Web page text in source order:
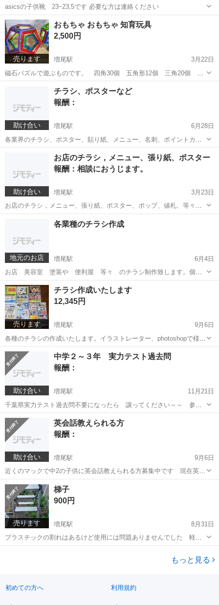
asicsの子供靴 23ｰ23,5です 必要な方は連絡ください
千葉 柏市 増尾駅 靴 asics
売ります
おもちゃ おもちゃ 知育玩具
2,500円
増尾駅
3月22日
磁石パズルで遊ぶものです。 四角30個 五角形12個 三角20個 お
まけの棒磁石10個 中古ですので新品をお探しの方はご遠慮くださ
い。 簡単に拭き掃除はしておきます。
おもちゃ 磁石
助け合い
チラシ、ポスターなど
報酬：
増尾駅
6月28日
各業界のチラシ、ポスター、貼り紙、メニュー、名刺、ポイントカー
ド、等々印刷関係のものを作成いたします～～ データ納品 印刷物
納品 対応しています。 全国対応ですので気軽に声かけてくださ
増尾駅 ポスター
助け合い
お店のチラシ，メニュー、張り紙、ポスター
報酬：相談におうじます。
増尾駅
3月23日
お店のチラシ，メニュー、張り紙、ポスター、ポップ、値札、等々印
刷関係はほとんど対応します、 個人でやってますので他より安く出
来ます。宜しくお願いいたします。
増尾駅 その他 ポスター
地元のお店
各業種のチラシ作成
増尾駅
6月4日
お店 美容室 塗装や 便利屋 等々 のチラシ制作致します。個人
でやっておりますので安く丁寧に作成出来ます。よろしくお願いいた
します。
千葉 柏市 増尾駅 その他 チラシ
売ります
チラシ作成いたします
12,345円
増尾駅
9月6日
各種のチラシの作成いたします。イラストレーター、photoshopで様々
な印刷物を作ります。現在実績が欲しいのでとても安い価額でご提供
できます。お店の簡単な張り紙～メニュー～等々 気楽に問い合わせ
ください 印刷会社指定、デー...
千葉 増尾駅 その他 チラシ
助け合い
中学２～３年 実力テスト過去問
報酬：
増尾駅
11月21日
千葉県実力テスト過去問不要になったら 譲ってください～～ 参考
にしたいです。よろしくお願いします。少しは謝礼します。
千葉 増尾駅 買いたい/ください
助け合い
英会話教えられる方
報酬：
増尾駅
9月6日
近くのマックで中2の子供に英会話教えられる方募集中です 現在英検
準2勉強中で英検2級までとる予定です 週１～2回 １時間 2500
円 外国の方もしくはそれに等しい英語レベルの方連絡ください
～～
千葉 柏市 増尾駅
売ります
梯子
900円
増尾駅
8月31日
プラスチックの割れはあるけど使用には問題ありませんでした 軽く
て丈夫な梯子です 軽くて掃除済みです。
もっと見る
初めての方へ 利用規約